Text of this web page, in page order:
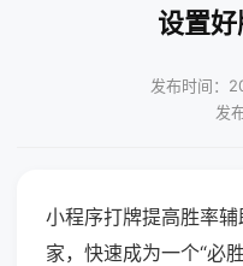
设置
发布时间：
发
小程序打牌提高胜率
家，快速成为一个“必